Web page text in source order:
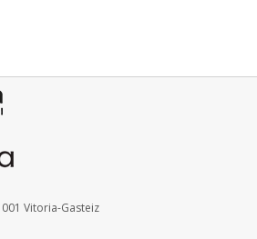
Vitoria-Gasteiz